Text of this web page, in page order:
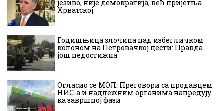
језиво, није демократија, већ пријетња
Хрватској
Годишњица злочина над избегличком
колоном на Петровачкој цести: Правда
још недостижна
Огласио се МОЛ: Преговори са продавцем
НИС-а и надлежним органима напредују
ка завршној фази